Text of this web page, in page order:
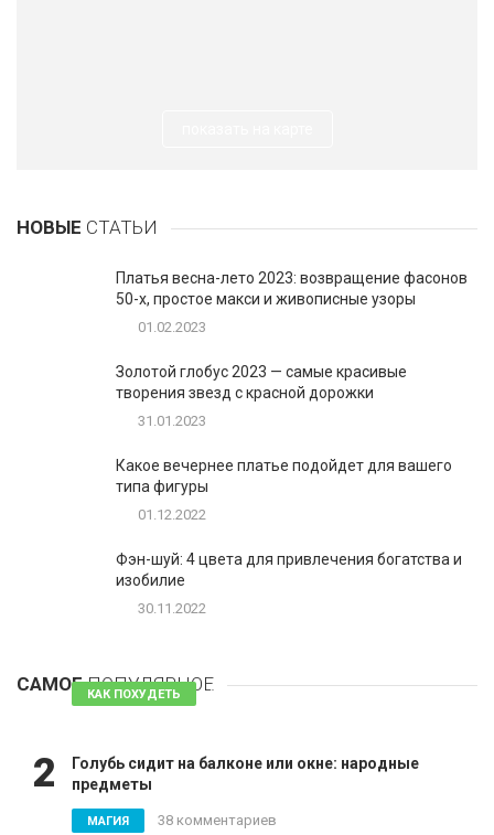
НОВЫЕ СТАТЬИ
Платья весна-лето 2023: возвращение фасонов
50-х, простое макси и живописные узоры
01.02.2023
Золотой глобус 2023 — самые красивые
творения звезд с красной дорожки
31.01.2023
Какое вечернее платье подойдет для вашего
типа фигуры
01.12.2022
Фэн-шуй: 4 цвета для привлечения богатства и
изобилие
30.11.2022
САМОЕПОПУЛЯРНОЕ
КАК ПОХУДЕТЬ 81 комментарий
2
Голубь сидит на балконе или окне: народные
предметы
МАГИЯ 38 комментариев